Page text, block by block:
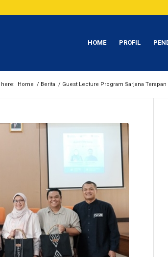
HOME PROFIL
here: Home / Berita / Guest Lecture Program Sarjana Terapan